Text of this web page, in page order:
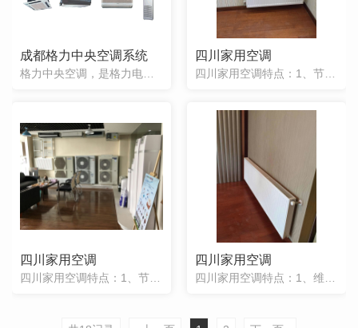
成都格力中央空调系统
格力中央空调，是格力电器股份有限公司主要产品之一。格力电器于上世纪90年代大举进军中央空调领域，引进了大批一流的中央空调研发人才和设备。2003年12月，总面积达15万平方米的中央空调科研生产基地竣工
四川家用空调
四川家用空调特点：1、节能省电 全程自动化运行，相对于一般空调可以省30%左右的电，户型越大，比传统空调使用费越低，适合大户型住宅安装。2、不占空间 一般的空调需要裸露在外，这就需要占用一定的空间，对
四川家用空调
四川家用空调特点：1、节能省电 全程自动化运行，相对于一般空调可以省30%左右的电，户型越大，比传统空调使用费越低，适合大户型住宅安装。2、不占空间 一般的空调需要裸露在外，这就需要占用一定的空间，对
四川家用空调
四川家用空调特点：1、维护方便、家用中央空调维护一般在出风口就解决了还有就是在外机位置，所以不存在拆分的情况的发生。2、方便控制，家用中央空调的出风口不是唯一的，因此可以分开空气单独开启也可以，给全屋